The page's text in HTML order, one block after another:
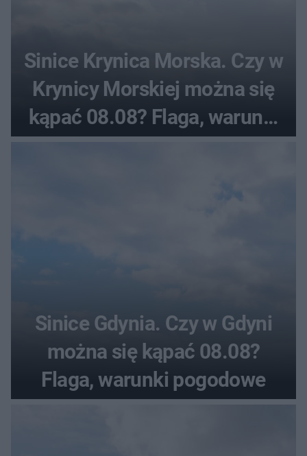
Sinice Krynica Morska. Czy w
Krynicy Morskiej można się
kąpać 08.08? Flaga, warunki
Sinice Gdynia. Czy w Gdyni
można się kąpać 08.08?
Flaga, warunki pogodowe